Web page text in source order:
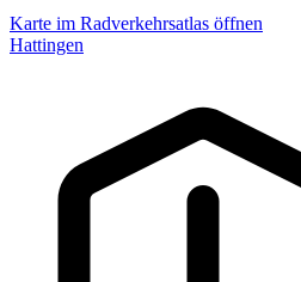
Karte im Radverkehrsatlas öffnen
Hattingen